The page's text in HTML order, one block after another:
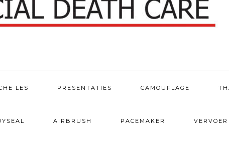
LES PRESENTATIES CAMOUFLAGE
AIRBRUSH PACEMAKER VERVOER